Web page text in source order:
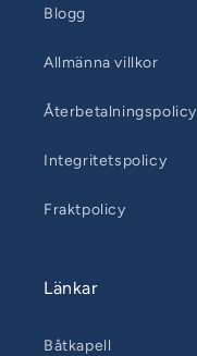
Blogg
Allmänna villkor
Återbetalningspolicy
Integritetspolicy
Fraktpolicy
Länkar
Båtkapell